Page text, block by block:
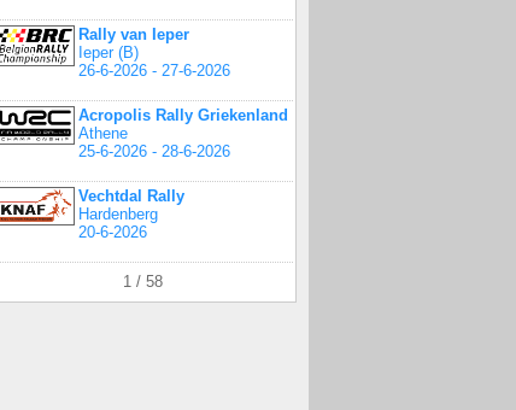
Rally van Ieper
Ieper (B)
26-6-2026 - 27-6-2026
Acropolis Rally Griekenland
Athene
25-6-2026 - 28-6-2026
Vechtdal Rally
Hardenberg
20-6-2026
1 / 58